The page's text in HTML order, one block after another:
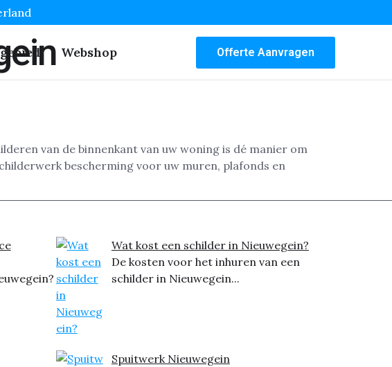
Webshop Offerte Aanvragen
van de binnenkant van uw woning is dé manier om
bescherming voor uw muren, plafonds en
Wat kost een schilder in Nieuwegein?
De kosten voor het inhuren van een
schilder in Nieuwegein...
Spuitwerk Nieuwegein